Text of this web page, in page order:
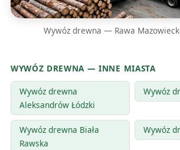
Wywóz drewna — Rawa
WYWÓZ DREWNA — INNE MIASTA
Wywóz drewna
Aleksandrów Łódzki
Wywóz
Wywóz drewna Biała
Rawska
Wywóz